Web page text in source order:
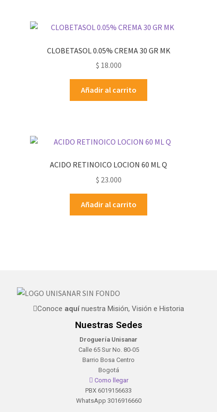
CLOBETASOL 0.05% CREMA 30 GR MK
$ 18.000
Añadir al carrito
ACIDO RETINOICO LOCION 60 ML Q
$ 23.000
Añadir al carrito
Conoce aquínuestra Misión, Visión e Historia
Nuestras Sedes
Droguería Unisanar
Calle 65 Sur No. 80-05
Barrio Bosa Centro
Bogotá
Como llegar
PBX 6019156633
WhatsApp 3016916660